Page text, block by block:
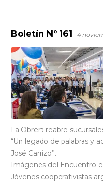
Boletín N° 161 4
La Obrera reabre
“Un legado de palabras y
José Carrizo”.
Imágenes del Encuentro
Jóvenes cooperativistas